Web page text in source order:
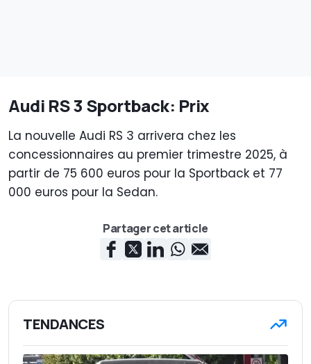
Audi RS 3 Sportback: Prix
La nouvelle Audi RS 3 arrivera chez les
concessionnaires au premier trimestre 2025, à
partir de 75 600 euros pour la Sportback et 77
000 euros pour la Sedan.
Partager cet article
TENDANCES